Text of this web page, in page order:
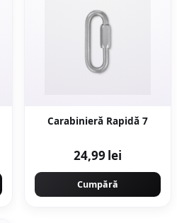
Carabinieră Rapidă 7
24,99 lei
Cumpără